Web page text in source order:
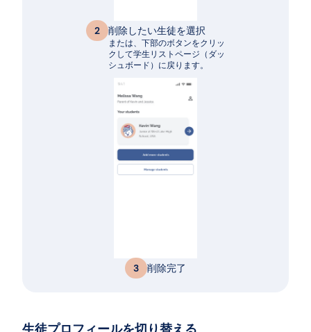
2 削除したい生徒を選択
または、下部のボタンをクリッ
クして学生リストページ（ダッ
シュボード）に戻ります。
3 削除完了